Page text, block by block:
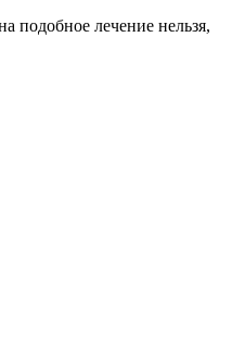
подобное лечение нельзя,